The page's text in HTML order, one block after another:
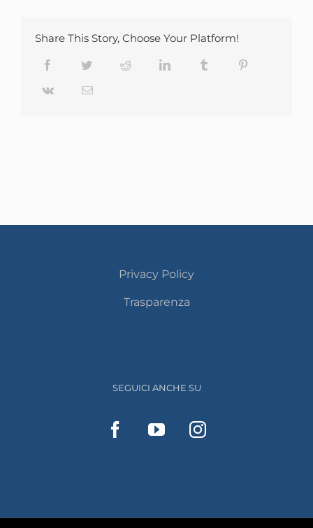
Share This Story, Choose Your Platform!
Facebook Twitter Reddit LinkedIn Tumblr
Vk Email
Privacy Policy
Trasparenza
SEGUICI ANCHE SU